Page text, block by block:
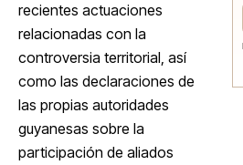
recientes actuaciones
relacionadas con la
controversia territorial, así
como las declaraciones de
las propias autoridades
guyanesas sobre la
participación de aliados